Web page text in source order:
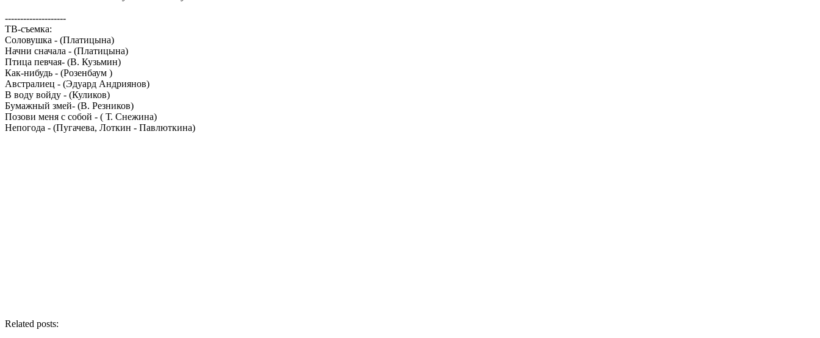
--------------------
ТВ-съемка:
Соловушка - (Платицына)
Начни сначала - (Платицына)
Птица певчая- (В. Кузьмин)
Как-нибудь - (Розенбаум )
Австралиец - (Эдуард Андриянов)
В воду войду - (Куликов)
Бумажный змей- (В. Резников)
Позови меня с собой - ( Т. Снежина)
Непогода - (Пугачева, Лоткин - Павлюткина)
Related posts: